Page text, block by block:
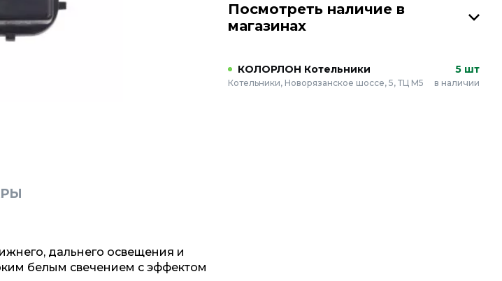
Посмотреть наличие в
магазинах
КОЛОРЛОН Котельники
Котельники, Новорязанское шоссе, 5, ТЦ М5
5 шт
в наличии
дальнего освещения и
белым свечением с эффектом